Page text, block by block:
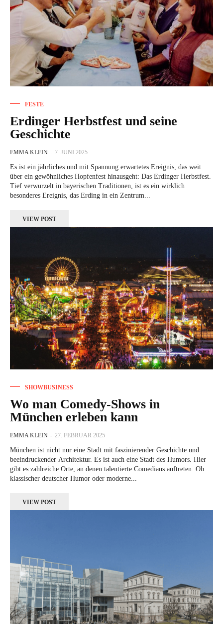
FESTE
Erdinger Herbstfest und seine
Geschichte
EMMA KLEIN - 7. JUNI 2025
Es ist ein jährliches und mit Spannung erwartetes Ereignis, das weit
über ein gewöhnliches Hopfenfest hinausgeht: Das Erdinger Herbstfest.
Tief verwurzelt in bayerischen Traditionen, ist es ein wirklich
besonderes Ereignis, das Erding in ein Zentrum...
VIEW POST
SHOWBUSINESS
Wo man Comedy-Shows in
München erleben kann
EMMA KLEIN - 27. FEBRUAR 2025
München ist nicht nur eine Stadt mit faszinierender Geschichte und
beeindruckender Architektur. Es ist auch eine Stadt des Humors. Hier
gibt es zahlreiche Orte, an denen talentierte Comedians auftreten. Ob
klassischer deutscher Humor oder moderne...
VIEW POST